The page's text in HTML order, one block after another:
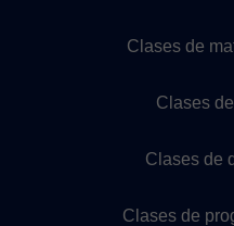
Clases de
Clases
Clases de
Clases de